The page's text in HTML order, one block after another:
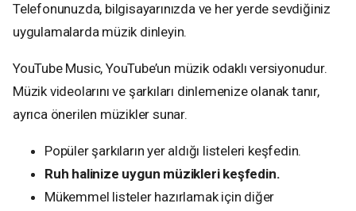
Telefonunuzda, bilgisayarınızda ve her yerde sevdiğiniz
uygulamalarda müzik dinleyin.
YouTube Music, YouTube’un müzik odaklı versiyonudur.
Müzik videolarını ve şarkıları dinlemenize olanak tanır,
ayrıca önerilen müzikler sunar.
Popüler şarkıların yer aldığı listeleri keşfedin.
Ruh halinize uygun müzikleri keşfedin.
Mükemmel listeler hazırlamak için diğer